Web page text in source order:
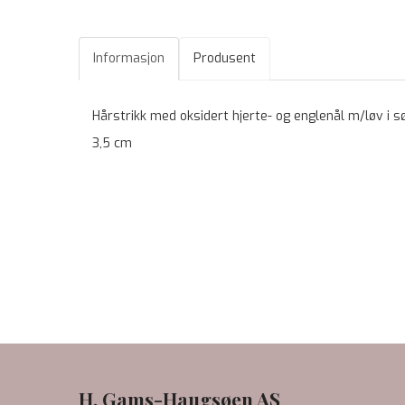
Informasjon Produsent
Hårstrikk med oksidert hjerte- og englenål m/løv i
3,5 cm
H. Gams-Haugsøen AS